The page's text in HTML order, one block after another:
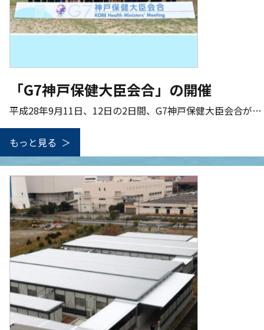
「G7神戸保健大臣会合」の開催
平成28年9月11日、12日の2日間、G7神戸保健大臣会合が…
もっと見る